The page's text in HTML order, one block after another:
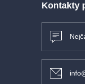
Kontakty